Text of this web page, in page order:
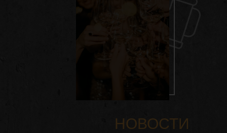
НОВОСТИ